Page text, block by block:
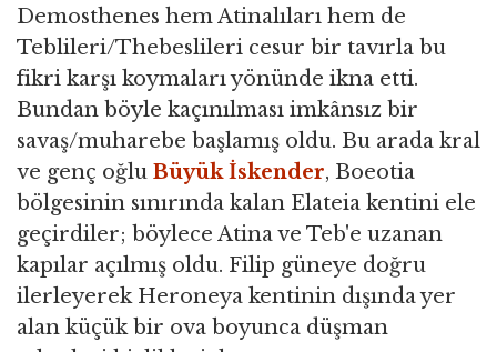
Demosthenes hem Atinalıları hem de
Teblileri/Thebeslileri cesur bir tavırla bu
fikri karşı koymaları yönünde ikna etti.
Bundan böyle kaçınılması imkânsız bir
savaş/muharebe başlamış oldu. Bu arada kral
ve genç oğlu Büyük İskender, Boeotia
bölgesinin sınırında kalan Elateia kentini ele
geçirdiler; böylece Atina ve Teb'e uzanan
kapılar açılmış oldu. Filip güneye doğru
ilerleyerek Heroneya kentinin dışında yer
alan küçük bir ova boyunca düşman